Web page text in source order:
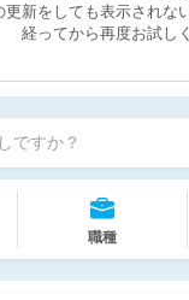
更新をしても表示されな
経ってから再度お試し
ですか？
職種